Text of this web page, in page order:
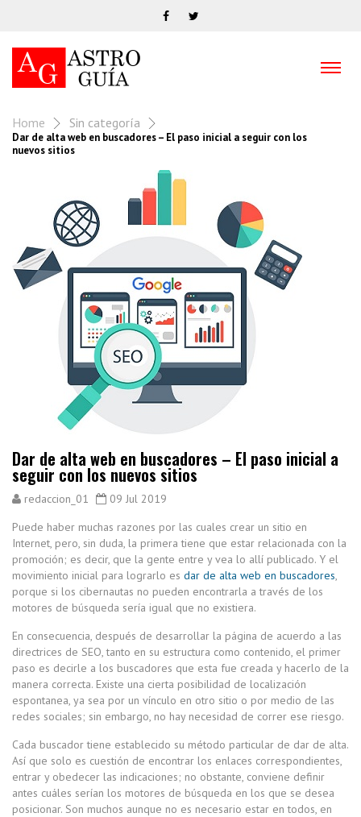
Home Sin categoría
Dar de alta web en buscadores – El paso inicial a seguir con los
nuevos sitios
Dar de alta web en buscadores – El paso inicial a
seguir con los nuevos sitios
redaccion_01
09 Jul 2019
Puede haber muchas razones por las cuales crear un sitio en
Internet, pero, sin duda, la primera tiene que estar relacionada con la
promoción; es decir, que la gente entre y vea lo allí publicado. Y el
movimiento inicial para lograrlo es dar de alta web en buscadores,
porque si los cibernautas no pueden encontrarla a través de los
motores de búsqueda sería igual que no existiera.
En consecuencia, después de desarrollar la página de acuerdo a las
directrices de SEO, tanto en su estructura como contenido, el primer
paso es decirle a los buscadores que esta fue creada y hacerlo de la
manera correcta. Existe una cierta posibilidad de localización
espontanea, ya sea por un vínculo en otro sitio o por medio de las
redes sociales; sin embargo, no hay necesidad de correr ese riesgo.
Cada buscador tiene establecido su método particular de dar de alta.
Así que solo es cuestión de encontrar los enlaces correspondientes,
entrar y obedecer las indicaciones; no obstante, conviene definir
antes cuáles serían los motores de búsqueda en los que se desea
posicionar. Son muchos aunque no es necesario estar en todos, en